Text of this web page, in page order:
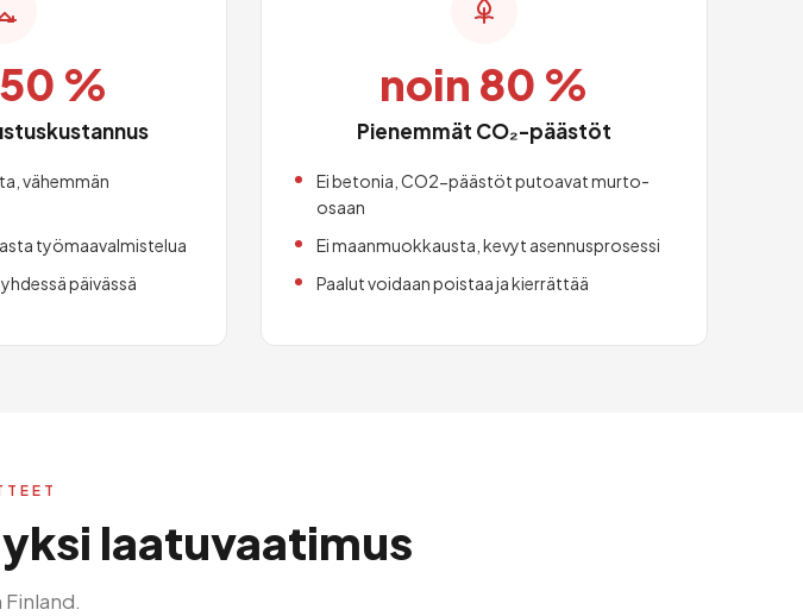
%
vähemmän
työmaavalmistelua
päivässä
noin 80 %
Pienemmät CO₂-päästöt
Ei betonia, CO2-päästöt putoavat murto-
osaan
Ei maanmuokkausta, kevyt asennusprosessi
Paalut voidaan poistaa ja kierrättää
laatuvaatimus
Finland.